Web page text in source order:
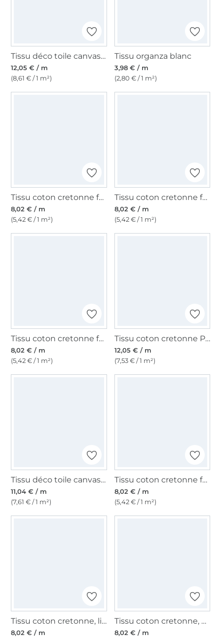
Tissu déco toile canvas art aztèque Aztecan Art, blanc
12,05 € / m
(8,61 € / 1 m²)
Tissu organza blanc
3,98 € / m
(2,80 € / 1 m²)
Tissu coton cretonne fanion, rouge sang
8,02 € / m
(5,42 € / 1 m²)
Tissu coton cretonne fanion, rose
8,02 € / m
(5,42 € / 1 m²)
Tissu coton cretonne fanion, jaune clair
8,02 € / m
(5,42 € / 1 m²)
Tissu coton cretonne Poules, crème
12,05 € / m
(7,53 € / 1 m²)
Tissu déco toile canvas uni, sapin
11,04 € / m
(7,61 € / 1 m²)
Tissu coton cretonne fanion, melon
8,02 € / m
(5,42 € / 1 m²)
Tissu coton cretonne, lilas clair
8,02 € / m
Tissu coton cretonne, vert citron
8,02 € / m